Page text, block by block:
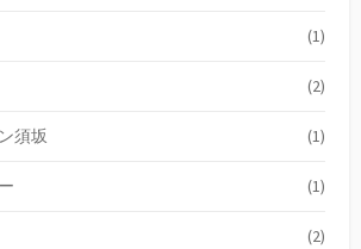
(1)
(2)
須坂 (1)
(1)
(2)